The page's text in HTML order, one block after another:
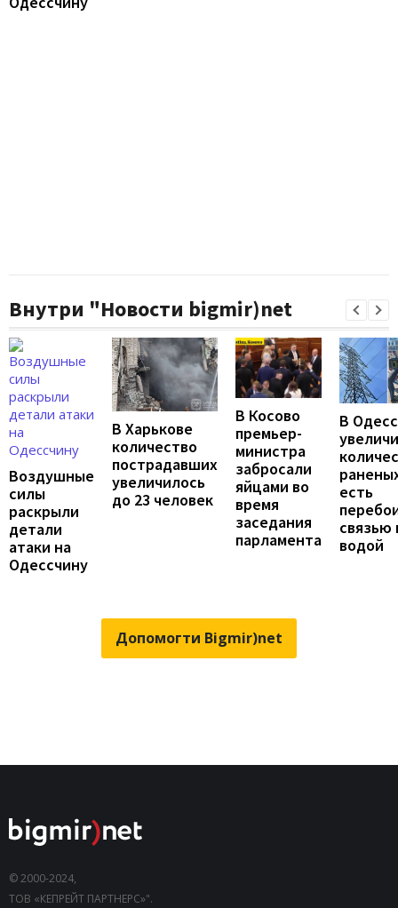
Внутри "Новости bigmir)net
Воздушные
силы
раскрыли
детали
атаки на
Одессчину
В Харькове
количество
пострадавших
увеличилось
до 23 человек
В Косово
премьер-
министра
забросали
яйцами во
время
заседания
парламента
В
есть
связью
водой
Допомогти Bigmir)net
© 2000-2024,
ТОВ «КЕПРЕЙТ ПАРТНЕРС»".